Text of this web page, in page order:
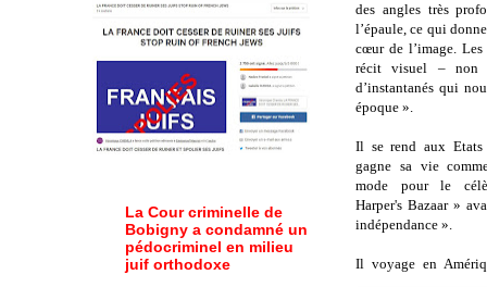
des angles très
l’épaule, ce qui
cœur de l’image.
récit visuel – non
d’instantanés qui
époque ».
Il se rend aux
gagne sa vie
mode pour le
Harper's Bazaar »
indépendance ».
Il voyage en
La Cour criminelle de
Bobigny a condamné un
pédocriminel en milieu
juif orthodoxe